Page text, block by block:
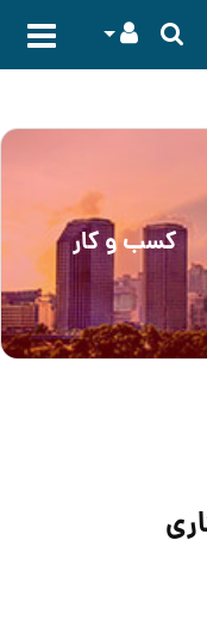
کسب و کار